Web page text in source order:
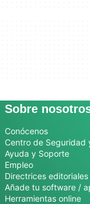
Sobre
Conócenos
Centro de Seguridad
Ayuda y Soporte
Empleo
Directrices editoriales
Añade tu software /
Herramientas online